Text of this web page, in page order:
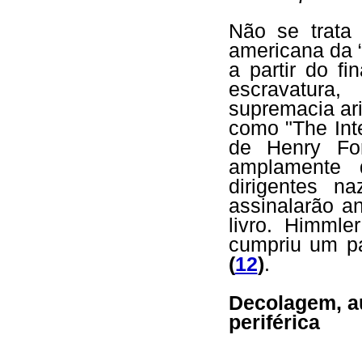
Não se trata
americana da
a partir do
supremacia
como "The
de Henry
amplamente
dirigentes
assinalarão
livro.
cumpriu um
(12).
Decolagem,
periférica